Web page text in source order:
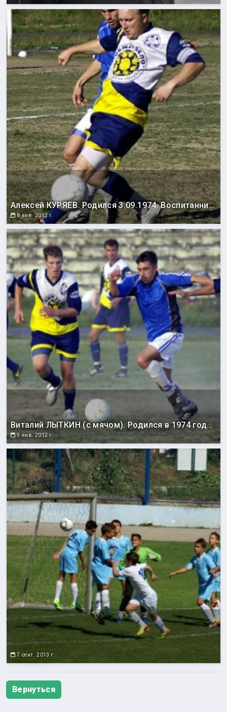
Алексей КУРЯЕВ. Родился 3.09.1974. Воспитанник сахалинского футбола. Выступал за команды мастеров «Сахалин» и «Автомобилист». В чемпионатах и Кубках области выступал за «Колос» Троицкое (1993), «Рыбак» Поронайск (1994), «Автомобилист» Южно-Сахалинск (1995-1999), «Спартак» Южно-Сахалинск (1990-1992, 1999-2001), «Локомотив» Южно-Сахалинск (2002-2003), «Крылья Сахалина» Южно-Сахалинск (2004-2005), «Энергию» Южно-Сахалинск (2005-2006). Чемпион области 1997 года, серебряный призер 1998 года, бронзовый призер 1994, 1995, 2002-2005 годов. Лучший нападающий и бомбардир (30 голов) чемпионата области 1994 года. Лучший бомбардир чемпионата области по футзалу 2003 года – 19 голов. Лучший нападающий Кубка области по футзалу 2004 года. Один из лучших бомбардиров за всю историю сахалинского футбола.
8 янв. 2012 г.
Виталий ЛЫТКИН (с мячом). Родился в 1974 году. Воспитанник сахалинского футбола. Выступал за команды «Спартак» из Южно-Сахалинска (1992), «Рыбак» из Поронайска (1993-1994), «Автомобилист» из Южно-Сахалинска (1995-1996), «Портовик» из Хомлска (1997-2007, 2011), «Локомотив-Тепличный» из Южно-Сахалинска (2008-2010). Лучший полузащитник Сахалинской области 2002 года. Чемпион области 1997, 1999, 2001, 2004, 2007, 2011 годов. Серебряный призер 1998, 2002, 2003, 2005, 2006, 2008, 2010 годов. Бронзовый призер 1994, 1995, 2000, 2009 годов. Обладатель Кубка области 1998, 2003, 2005, 2011 годов. Финалист Кубка области 1997, 2002 и 2006 годов. Обладатель Суперкубка области 1997. 1998, 2005 годов. Рекордсмен по количеству участия в матчах на Суперкубок области (1997, 1998, 2005 и 2008). Победитель зонального турнира первенства РФ среди любительских команд 2001, 2003-2005, 2007 годов. Серебряный призер 2002 и 2006 годов. Обладатель Кубка Дальнего Востока 2003, 2005, 2006 годов.
9 янв. 2012 г.
7 сент. 2013 г.
Вернуться